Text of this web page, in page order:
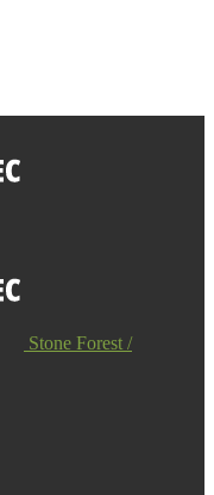
Stone Forest /